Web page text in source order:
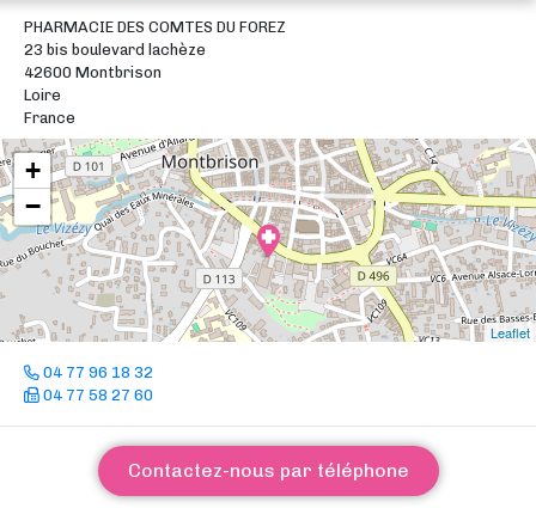
PHARMACIE DES COMTES DU FOREZ
23 bis boulevard lachèze
42600 Montbrison
Loire
France
+
−
Leaflet
04 77 96 18 32
04 77 58 27 60
Contactez-nous par téléphone